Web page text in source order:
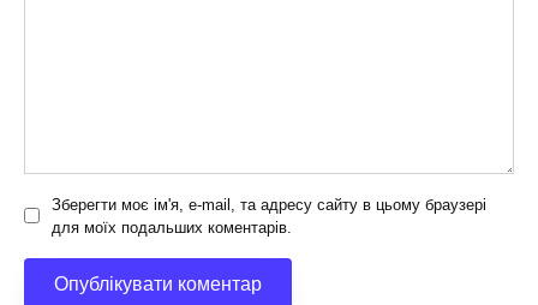
Зберегти моє ім'я, e-mail, та адресу сайту в цьому браузері
для моїх подальших коментарів.